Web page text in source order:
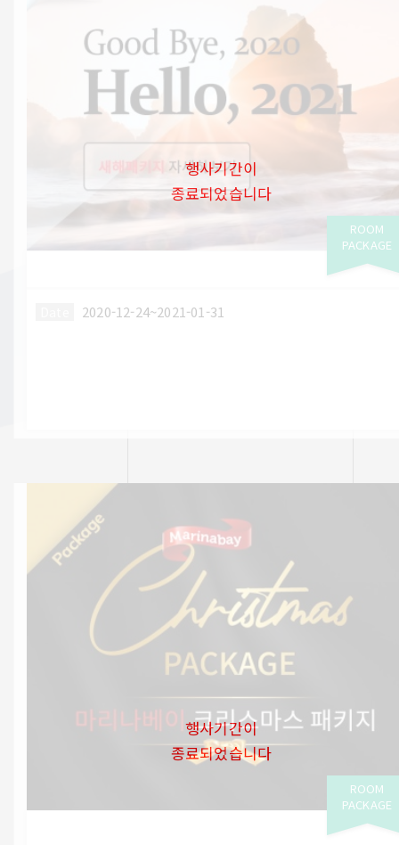
ROOM
PACKAGE
행사기간이
종료되었습니다
2020-12-24~2021-01-31
ROOM
PACKAGE
행사기간이
종료되었습니다